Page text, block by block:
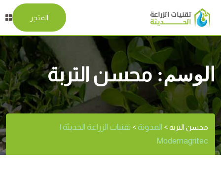
المتجر
الوسم:محسن التربة
محسن التربة> المدونة> تقنيات الزراعة الحديثة |
Modernagritec